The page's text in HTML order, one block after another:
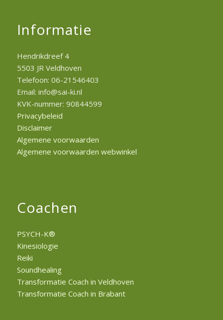
Informatie
Hendrikdreef 4
5503 JR Veldhoven
Telefoon: 06-21546403
Email: info@sai-ki.nl
KVK-nummer: 90844599
Privacybeleid
Disclaimer
Algemene voorwaarden
Algemene voorwaarden webwinkel
Coachen
PSYCH-K®
Kinesiologie
Reiki
Soundhealing
Transformatie Coach in Veldhoven
Transformatie Coach in Brabant